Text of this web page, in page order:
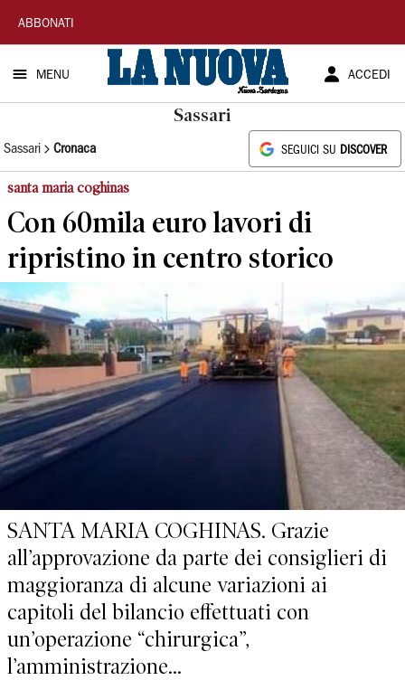
La
Nuova
Sardegna
ABBONATI
MENU ACCEDI
Sassari
Sassari Cronaca SEGUICI SU DISCOVER
santa maria coghinas
Con 60mila euro lavori di
ripristino in centro storico
SANTA MARIA COGHINAS. Grazie
all’approvazione da parte dei consiglieri di
maggioranza di alcune variazioni ai
capitoli del bilancio effettuati con
un’operazione “chirurgica”,
l’amministrazione...